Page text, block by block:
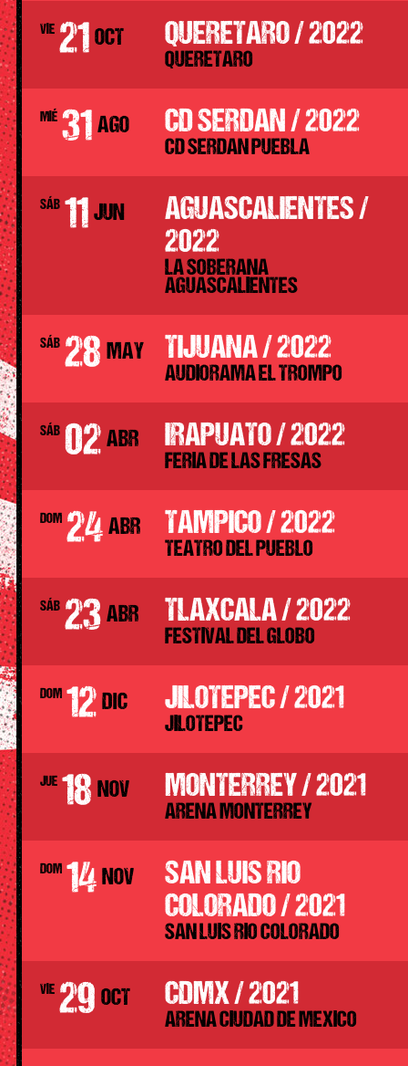
VIE 21 OCT QUERETARO / 2022
QUERETARO
MIÉ 31 AGO CD SERDAN / 2022
CD SERDAN PUEBLA
SÁB 11 JUN
AGUASCALIENTES /
2022
LA SOBERANA
AGUASCALIENTES
SÁB 28 MAY TIJUANA / 2022
AUDIORAMA EL TROMPO
SÁB 02 ABR IRAPUATO / 2022
FERIA DE LAS FRESAS
DOM 24 ABR TAMPICO / 2022
TEATRO DEL PUEBLO
SÁB 23 ABR TLAXCALA / 2022
FESTIVAL DEL GLOBO
DOM 12 DIC JILOTEPEC / 2021
JILOTEPEC
JUE 18 NOV MONTERREY / 2021
ARENA MONTERREY
DOM 14 NOV
SAN LUIS RIO
COLORADO / 2021
SAN LUIS RIO COLORADO
VIE 29 OCT CDMX / 2021
ARENA CIUDAD DE MEXICO